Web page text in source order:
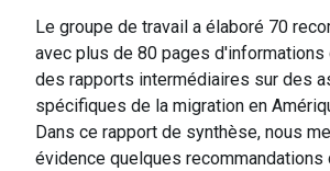
Le groupe de travail a élaboré 70
avec plus de 80 pages d'informations
des rapports intermédiaires sur des
spécifiques de la migration en
Dans ce rapport de synthèse, nous
évidence quelques recommandations